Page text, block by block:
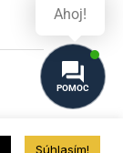
Súhlasím!
POMOC
Ahoj!